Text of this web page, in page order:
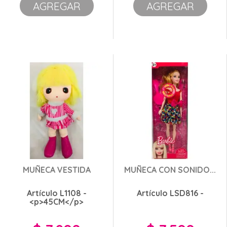
AGREGAR AGREGAR
MUÑECA VESTIDA
Artículo L1108 -
<p>45CM</p>
MUÑECA CON SONIDO...
Artículo LSD816 -